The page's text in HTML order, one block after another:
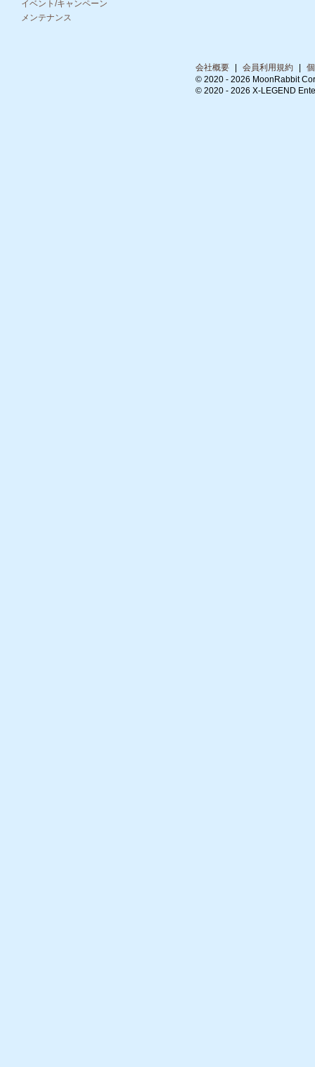
イベント/キャンペーン
メンテナンス
会社概要 会員利用規約
© 2020 - 2026 MoonRabbit
© 2020 - 2026 X-LEGEND